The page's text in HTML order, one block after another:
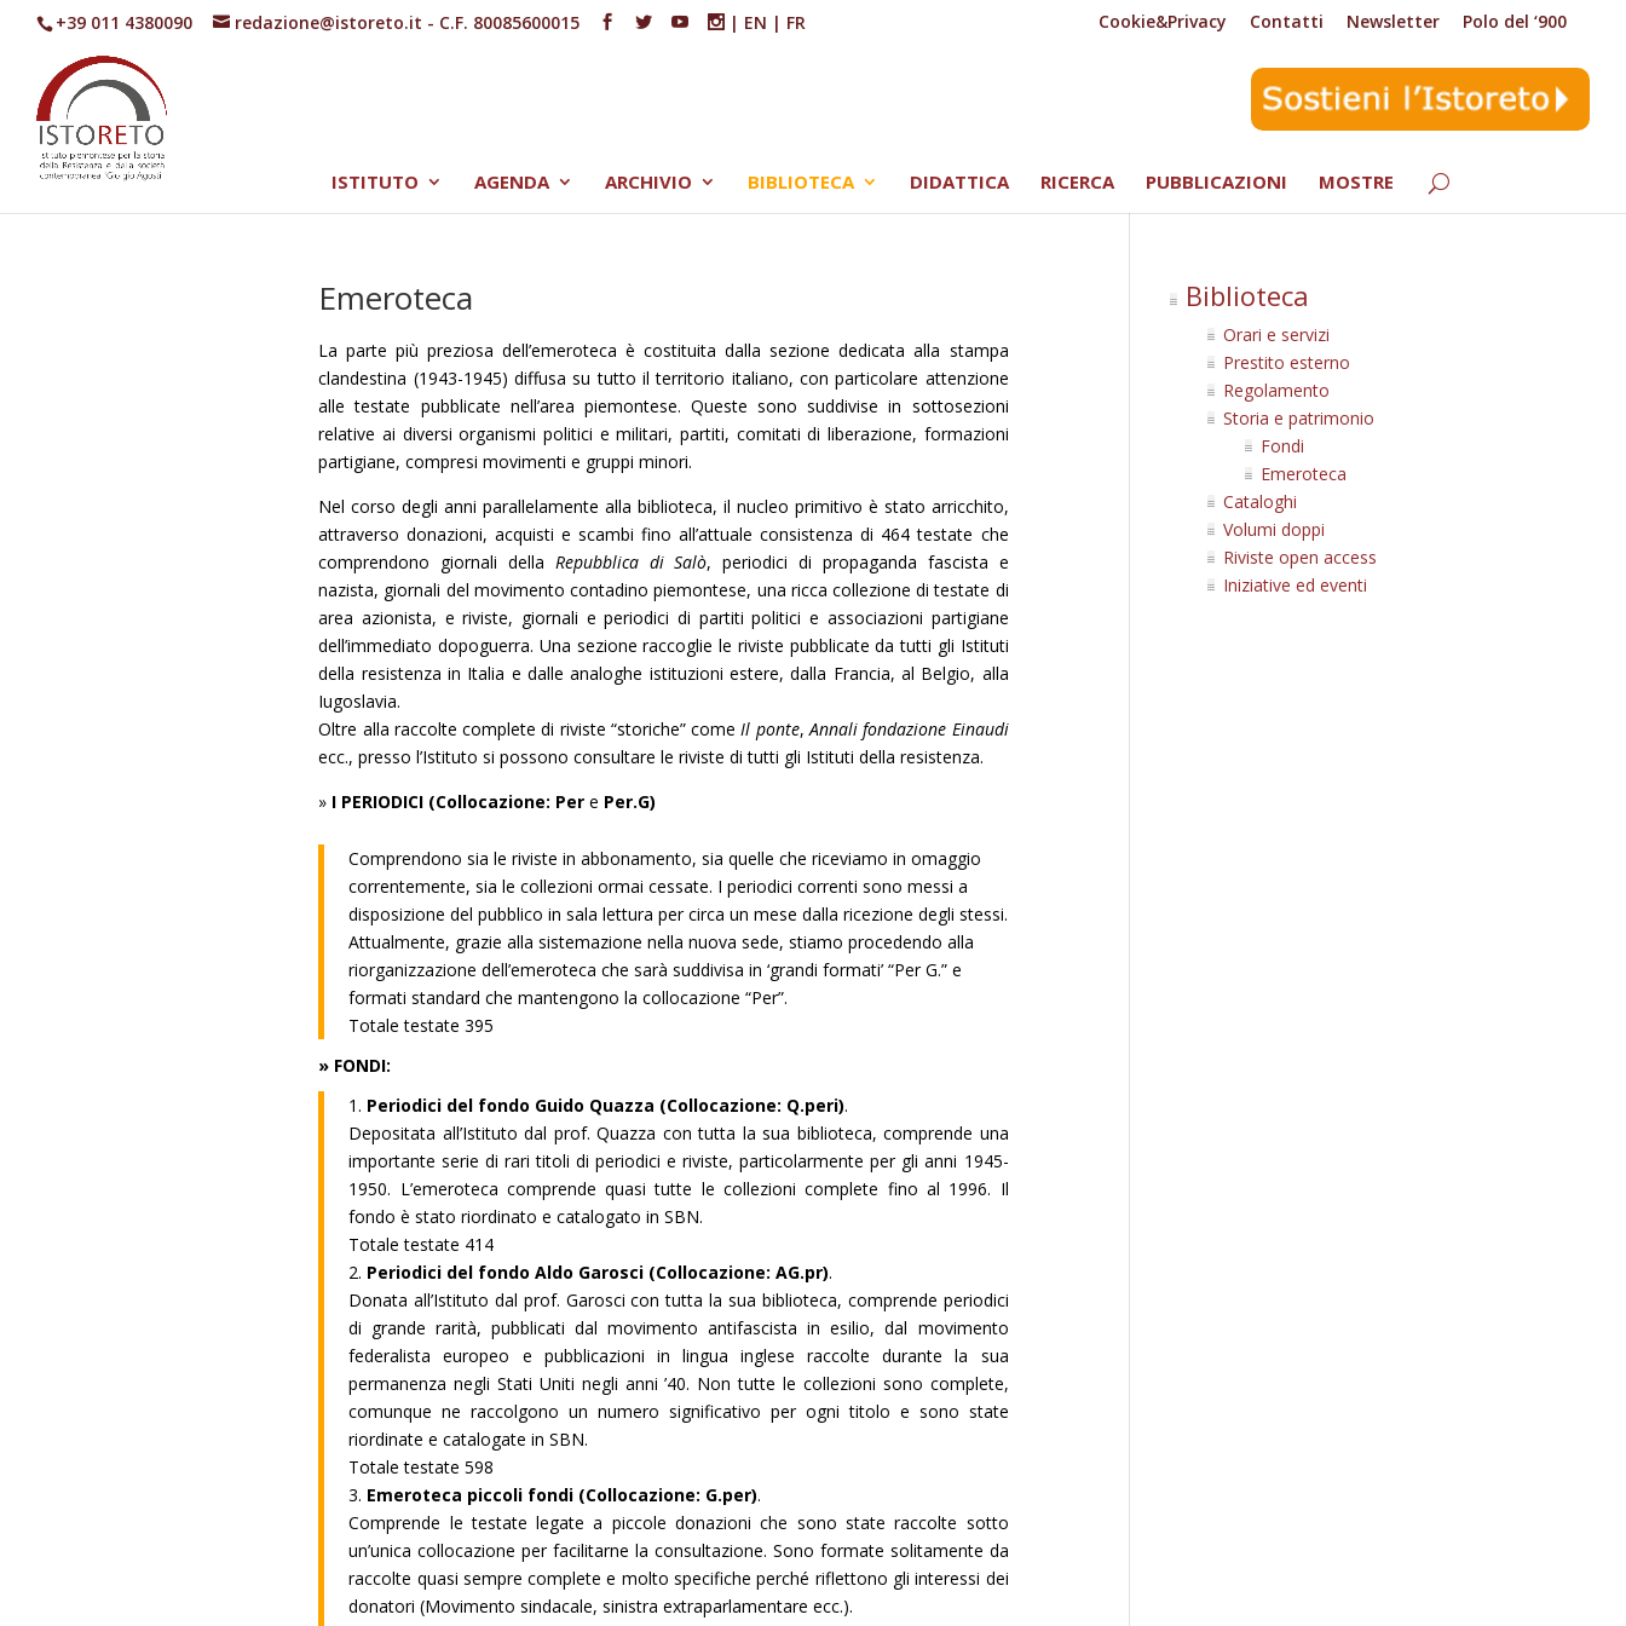
+39 011 4380090 redazione@istoreto.it - C.F. 80085600015 | EN | FR Cookie&Privacy Contatti Newsletter Polo del ‘900
ISTITUTO AGENDA ARCHIVIO BIBLIOTECA DIDATTICA RICERCA PUBBLICAZIONI MOSTRE
Emeroteca
La parte più preziosa dell’emeroteca è costituita dalla sezione dedicata alla stampa
clandestina (1943-1945) diffusa su tutto il territorio italiano, con particolare attenzione
alle testate pubblicate nell’area piemontese. Queste sono suddivise in sottosezioni
relative ai diversi organismi politici e militari, partiti, comitati di liberazione, formazioni
partigiane, compresi movimenti e gruppi minori.
Nel corso degli anni parallelamente alla biblioteca, il nucleo primitivo è stato arricchito,
attraverso donazioni, acquisti e scambi fino all’attuale consistenza di 464 testate che
comprendono giornali della Repubblica di Salò, periodici di propaganda fascista e
nazista, giornali del movimento contadino piemontese, una ricca collezione di testate di
area azionista, e riviste, giornali e periodici di partiti politici e associazioni partigiane
dell’immediato dopoguerra. Una sezione raccoglie le riviste pubblicate da tutti gli Istituti
della resistenza in Italia e dalle analoghe istituzioni estere, dalla Francia, al Belgio, alla
Iugoslavia.
Oltre alla raccolte complete di riviste “storiche” come Il ponte, Annali fondazione Einaudi
ecc., presso l’Istituto si possono consultare le riviste di tutti gli Istituti della resistenza.
» I PERIODICI (Collocazione: Pere Per.G)
Comprendono sia le riviste in abbonamento, sia quelle che riceviamo in omaggio
correntemente, sia le collezioni ormai cessate. I periodici correnti sono messi a
disposizione del pubblico in sala lettura per circa un mese dalla ricezione degli stessi.
Attualmente, grazie alla sistemazione nella nuova sede, stiamo procedendo alla
riorganizzazione dell’emeroteca che sarà suddivisa in ‘grandi formati’ “Per G.” e
formati standard che mantengono la collocazione “Per”.
Totale testate 395
» FONDI:
1. Periodici del fondo Guido Quazza (Collocazione: Q.peri).
Depositata all’Istituto dal prof. Quazza con tutta la sua biblioteca, comprende una
importante serie di rari titoli di periodici e riviste, particolarmente per gli anni 1945-
1950. L’emeroteca comprende quasi tutte le collezioni complete fino al 1996. Il
fondo è stato riordinato e catalogato in SBN.
Totale testate 414
2. Periodici del fondo Aldo Garosci (Collocazione: AG.pr).
Donata all’Istituto dal prof. Garosci con tutta la sua biblioteca, comprende periodici
di grande rarità, pubblicati dal movimento antifascista in esilio, dal movimento
federalista europeo e pubblicazioni in lingua inglese raccolte durante la sua
permanenza negli Stati Uniti negli anni ’40. Non tutte le collezioni sono complete,
comunque ne raccolgono un numero significativo per ogni titolo e sono state
riordinate e catalogate in SBN.
Totale testate 598
3. Emeroteca piccoli fondi (Collocazione: G.per).
Comprende le testate legate a piccole donazioni che sono state raccolte sotto
un’unica collocazione per facilitarne la consultazione. Sono formate solitamente da
raccolte quasi sempre complete e molto specifiche perché riflettono gli interessi dei
donatori (Movimento sindacale, sinistra extraparlamentare ecc.).
Biblioteca
Orari e servizi
Prestito esterno
Regolamento
Storia e patrimonio
Fondi
Emeroteca
Cataloghi
Volumi doppi
Riviste open access
Iniziative ed eventi